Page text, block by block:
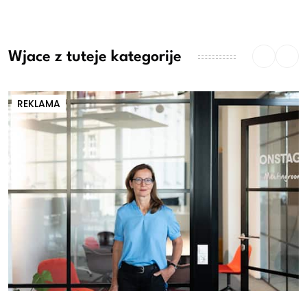
Wjace z tuteje kategorije
REKLAMA